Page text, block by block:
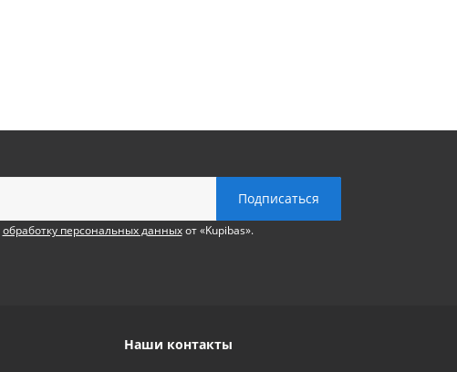
обработку персональных данныхот «Kupibas».
Наши контакты